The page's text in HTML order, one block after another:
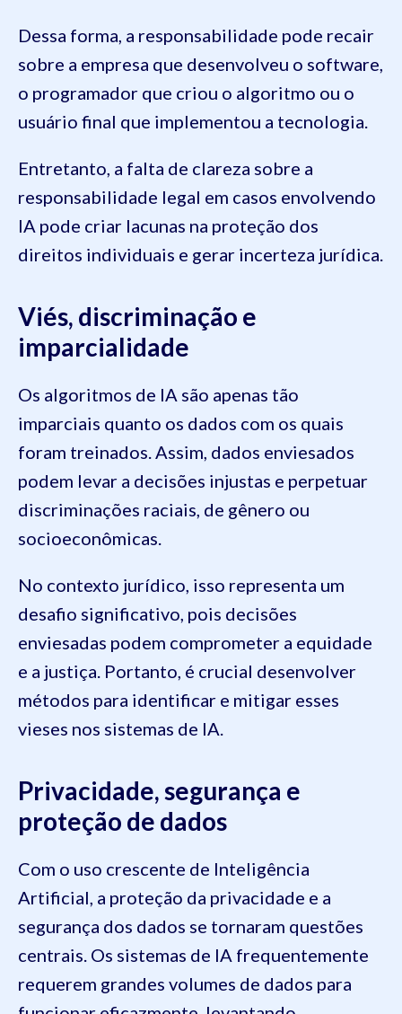
Dessa forma, a responsabilidade pode recair
sobre a empresa que desenvolveu o software,
o programador que criou o algoritmo ou o
usuário final que implementou a tecnologia.
Entretanto, a falta de clareza sobre a
responsabilidade legal em casos envolvendo
IA pode criar lacunas na proteção dos
direitos individuais e gerar incerteza jurídica.
Viés, discriminação e
imparcialidade
Os algoritmos de IA são apenas tão
imparciais quanto os dados com os quais
foram treinados. Assim, dados enviesados
podem levar a decisões injustas e perpetuar
discriminações raciais, de gênero ou
socioeconômicas.
No contexto jurídico, isso representa um
desafio significativo, pois decisões
enviesadas podem comprometer a equidade
e a justiça. Portanto, é crucial desenvolver
métodos para identificar e mitigar esses
vieses nos sistemas de IA.
Privacidade, segurança e
proteção de dados
Com o uso crescente de Inteligência
Artificial, a proteção da privacidade e a
segurança dos dados se tornaram questões
centrais. Os sistemas de IA frequentemente
requerem grandes volumes de dados para